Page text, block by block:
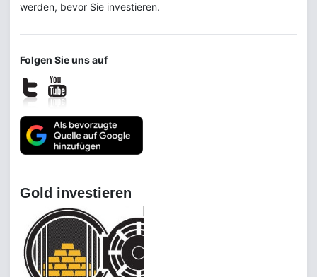
werden, bevor Sie investieren.
Folgen Sie uns auf
Gold investieren